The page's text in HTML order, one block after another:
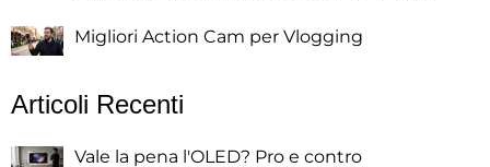
Migliori Action Cam per Vlogging
Articoli Recenti
Vale la pena l'OLED? Pro e contro